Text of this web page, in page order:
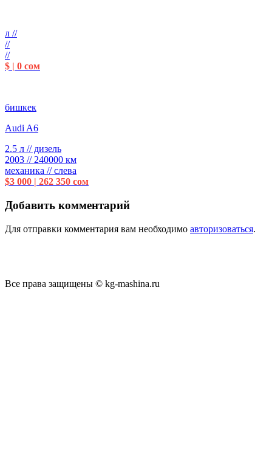
л //
//
//
$ | 0 сом
бишкек
Audi A6
2.5 л // дизель
2003 // 240000 км
механика // слева
$3 000 | 262 350 сом
Добавить комментарий
Для отправки комментария вам необходимо авторизоваться.
Все права защищены © kg-mashina.ru